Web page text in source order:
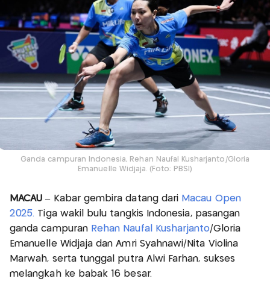
Ganda campuran Indonesia, Rehan Naufal Kusharjanto/Gloria
Emanuelle Widjaja. (Foto: PBSI)
MACAU– Kabar gembira datang dari Macau Open
2025. Tiga wakil bulu tangkis Indonesia, pasangan
ganda campuran Rehan Naufal Kusharjanto/Gloria
Emanuelle Widjaja dan Amri Syahnawi/Nita Violina
Marwah, serta tunggal putra Alwi Farhan, sukses
melangkah ke babak 16 besar.